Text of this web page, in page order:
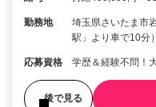
勤務地
埼玉県さいたま市
駅」より車で10分）
応募資格 学歴＆経験不問！
後で見る